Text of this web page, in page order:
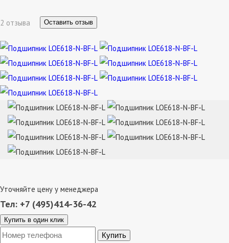
2 отзыва Оставить отзыв
Уточняйте цену у менеджера
Тел: +7 (495)414-36-42
Купить в один клик